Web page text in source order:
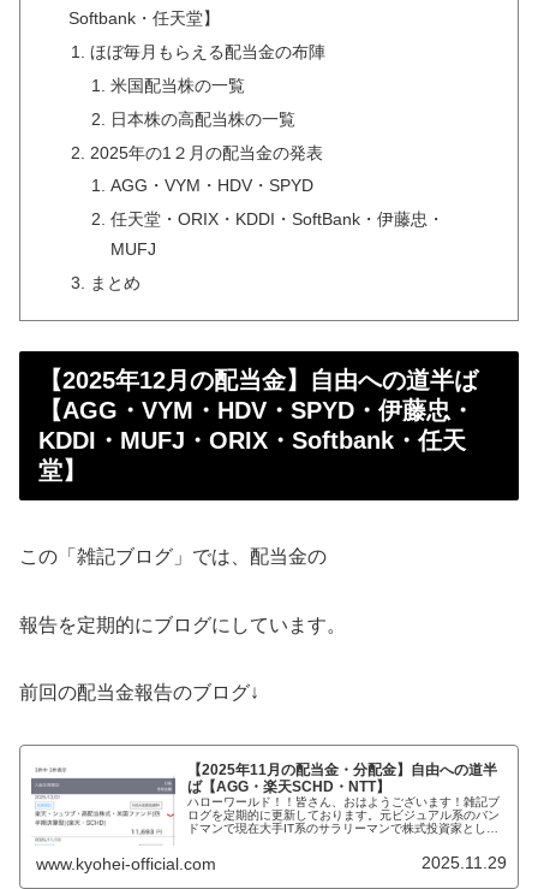
Softbank・任天堂】
ほぼ毎月もらえる配当金の布陣
米国配当株の一覧
日本株の高配当株の一覧
2025年の1２月の配当金の発表
AGG・VYM・HDV・SPYD
任天堂・ORIX・KDDI・SoftBank・伊藤忠・
MUFJ
まとめ
【2025年12月の配当金】自由への道半ば
【AGG・VYM・HDV・SPYD・伊藤忠・
KDDI・MUFJ・ORIX・Softbank・任天
堂】
この「雑記ブログ」では、配当金の
報告を定期的にブログにしています。
前回の配当金報告のブログ↓
【2025年11月の配当金・分配金】自由への道半
ば【AGG・楽天SCHD・NTT】
ハローワールド！！皆さん、おはようございます！雑記ブ
ログを定期的に更新しております。元ビジュアル系のバン
ドマンで現在大手IT系のサラリーマンで株式投資家とし
www.kyohei-official.com 2025.11.29